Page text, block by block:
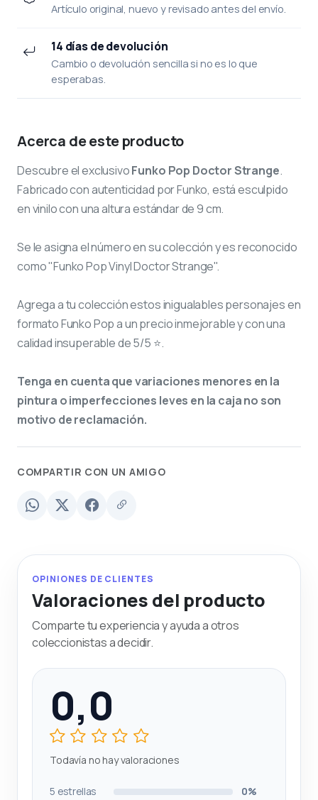
Artículo original, nuevo y revisado antes del envío.
14 días de devolución
Cambio o devolución sencilla si no es lo que
esperabas.
Acerca de este producto
Descubre el exclusivoFunko Pop Doctor Strange.
Fabricado con autenticidad por Funko, está esculpido
en vinilo con una altura estándar de 9 cm.
Se le asigna el númeroen su colección y es reconocido
como "Funko Pop Vinyl Doctor Strange".
Agrega a tu colección estos inigualables personajes en
formato Funko Pop a un precio inmejorable y con una
calidad insuperable de 5/5 ⭐.
Tenga en cuenta que variaciones menores en la
pintura o imperfecciones leves en la caja no son
motivo de reclamación.
COMPARTIR CON UN AMIGO
OPINIONES DE CLIENTES
Valoraciones del producto
Comparte tu experiencia y ayuda a otros
coleccionistas a decidir.
0,0
Todavía no hay valoraciones
5 estrellas 0%